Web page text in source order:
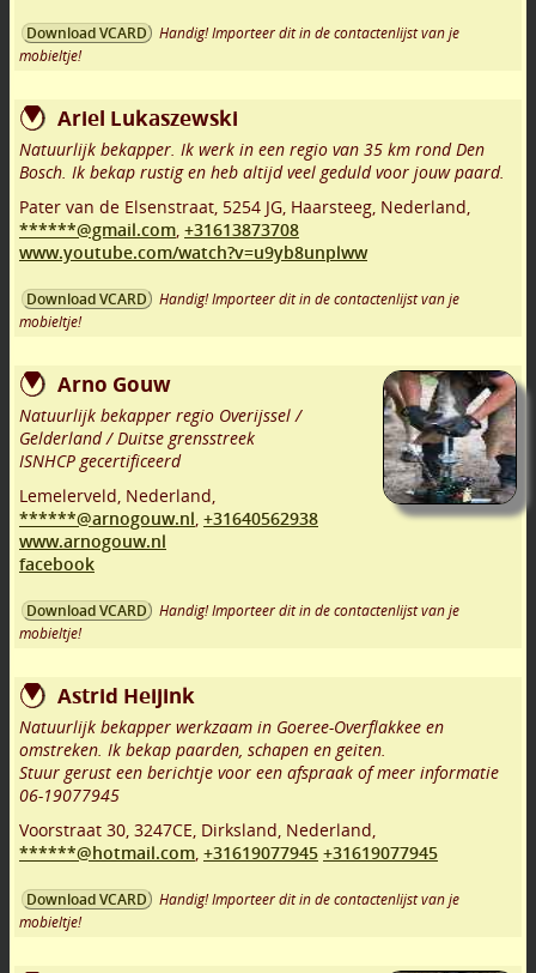
Download VCARD
Handig! Importeer dit in de contactenlijst van je
mobieltje!
Ariel Lukaszewski
Natuurlijk bekapper. Ik werk in een regio van 35 km rond Den
Bosch. Ik bekap rustig en heb altijd veel geduld voor jouw paard.
Pater van de Elsenstraat, 5254 JG, Haarsteeg, Nederland,
******@gmail.com, +31613873708
www.youtube.com/watch?v=u9yb8unplww
Download VCARD
Handig! Importeer dit in de contactenlijst van je
mobieltje!
Arno Gouw
Natuurlijk bekapper regio Overijssel /
Gelderland / Duitse grensstreek
ISNHCP gecertificeerd
Lemelerveld, Nederland,
******@arnogouw.nl, +31640562938
www.arnogouw.nl
facebook
Download VCARD
Handig! Importeer dit in de contactenlijst van je
mobieltje!
Astrid Heijink
Natuurlijk bekapper werkzaam in Goeree-Overflakkee en
omstreken. Ik bekap paarden, schapen en geiten.
Stuur gerust een berichtje voor een afspraak of meer informatie
06-19077945
Voorstraat 30, 3247CE, Dirksland, Nederland,
******@hotmail.com, +31619077945 +31619077945
Download VCARD
Handig! Importeer dit in de contactenlijst van je
mobieltje!